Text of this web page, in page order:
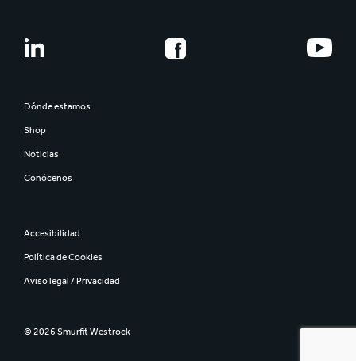
Dónde estamos
Shop
Noticias
Conócenos
Accesibilidad
Política de Cookies
Aviso legal / Privacidad
© 2026 Smurfit Westrock